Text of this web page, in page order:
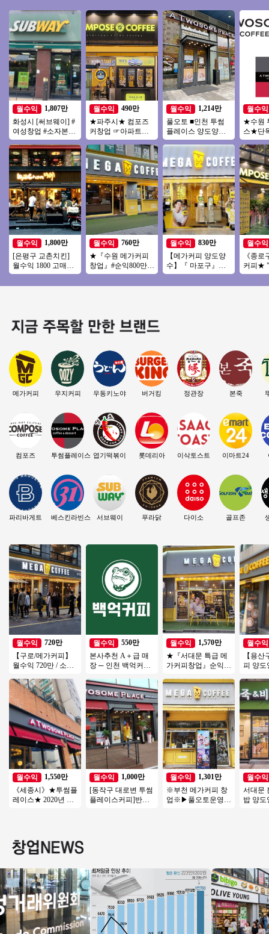
월수익
1,807만
화성시 [써브웨이] #
여성창업 #소자본창
업 #고수익 #초보창
업 #쉬운운영
월수익
1,800만
[은평구 교촌치킨]
월수익 1800 고매출/
고수익 치킨 1등브랜
드 교촌치킨!
월수익
490만
★파주시★ 컴포즈
커창업 ☞아파트대
단지 초입 유동인구
많은 상권 월순익
600만
월수익
760만
★『수원 메가커피
창업』#순익800만#
창업비용저렴#리모
델링완#소자본창업#
월수익
1,214만
풀오토 ■인천 투썸
플레이스 양도양수■
＃배달없음＃유명사
거리＃고매출＃투잡
추천
월수익
830만
【메가커피 양도양
수】『 마포구』＃
유명상권 초입＃배
달X＃메가 인수비용
월수익
★수원
스★단
2000만
역세권
풀오토
월수익
《종
커피★
자본 창
업몰 특
메가커피
컴포즈
파리바게트
우지커피
투썸플레이스
베스킨라빈스
우동키노야
엽기떡볶이
서브웨이
버거킹
롯데리아
푸라닭
정관장
이삭토스트
다이소
본죽
이마트24
골프존
월수익
720만
【구로/메가커피】
월수익 720만 / 소자
/ 초보창업
월수익
1,550만
《세종시》★투썸플
레이스★ 2020년 신
월수익
550만
본사추천 A＋급 매
장 ─ 인천 백억커피
월수익
1,000만
[동작구 대로변 투썸
플레이스커피]반오
월수익
1,570만
★『서대문 특급 메
가커피창업』순익
천 시니어창업 은퇴
창업★
월수익
1,301만
※부천 메가커피 창
업※▶풀오토운영◀
월수익
【용산
피 양도
업/여
업/카페
월수익
서대문
밥 양도